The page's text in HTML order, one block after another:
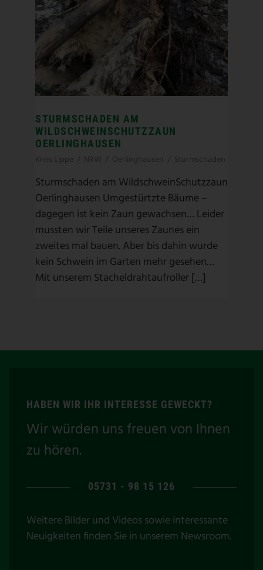
STURMSCHADEN AM
WILDSCHWEINSCHUTZZAUN
OERLINGHAUSEN
Kreis Lippe NRW Oerlinghausen Sturmschaden
Sturmschaden am WildschweinSchutzzaun
Oerlinghausen Umgestürtzte Bäume –
dagegen ist kein Zaun gewachsen… Leider
mussten wir Teile unseres Zaunes ein
zweites mal bauen. Aber bis dahin wurde
kein Schwein im Garten mehr gesehen…
Mit unserem Stacheldrahtaufroller […]
HABEN WIR IHR INTERESSE GEWECKT?
Wir würden uns freuen von Ihnen
zu hören.
05731 - 98 15 126
Weitere Bilder und Videos sowie interessante
Neuigkeiten finden Sie in unserem Newsroom.